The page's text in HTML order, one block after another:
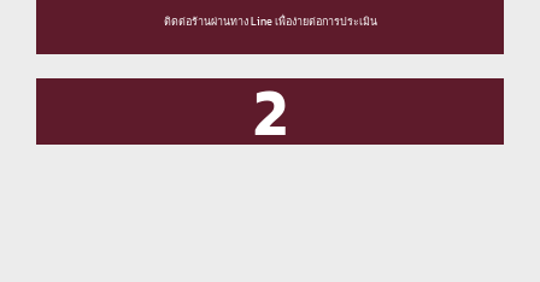
ติดต่อร้านผ่านทาง Line เพื่อง่ายต่อการประเมิน
2